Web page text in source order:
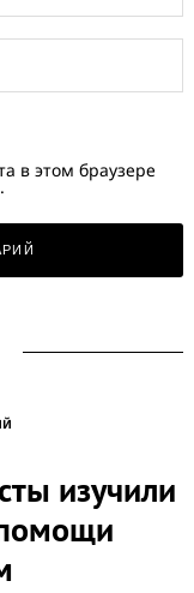
в этом браузере
изучили